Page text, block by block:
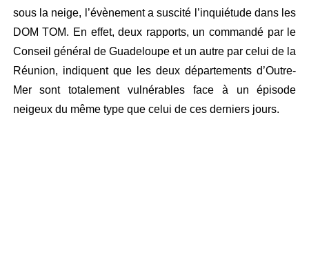
sous la neige, l’évènementa suscité l’inquiétude dans les
DOM TOM. En effet, deux rapports, un commandé par le
Conseil général de Guadeloupe et un autre par celui de la
Réunion, indiquent que les deux départements d’Outre-
Mer sont totalement vulnérables face à un épisode
neigeux du même type que celui de ces derniers jours.